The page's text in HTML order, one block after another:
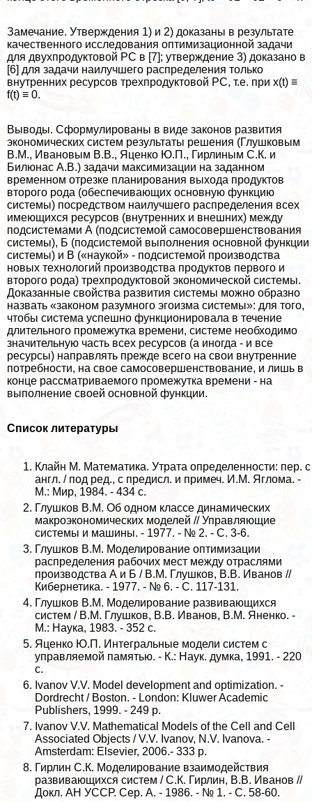
Замечание. Утверждения 1) и 2) доказаны в результате
качественного исследования оптимизационной задачи
для двухпродуктовой РС в [7]; утверждение 3) доказано в
[6] для задачи наилучшего распределения только
внутренних ресурсов трехпродуктовой РС, т.е. при x(t) ≡
f(t) ≡ 0.
Выводы. Сформулированы в виде законов развития
экономических систем результаты решения (Глушковым
В.М., Ивановым В.В., Яценко Ю.П., Гирлиным С.К. и
Билюнас А.В.) задачи максимизации на заданном
временном отрезке планирования выхода продуктов
второго рода (обеспечивающих основную функцию
системы) посредством наилучшего распределения всех
имеющихся ресурсов (внутренних и внешних) между
подсистемами А (подсистемой самосовершенствования
системы), Б (подсистемой выполнения основной функции
системы) и В («наукой» - подсистемой производства
новых технологий производства продуктов первого и
второго рода) трехпродуктовой экономической системы.
Доказанные свойства развития системы можно образно
назвать «законом разумного эгоизма системы»: для того,
чтобы система успешно функционировала в течение
длительного промежутка времени, системе необходимо
значительную часть всех ресурсов (а иногда - и все
ресурсы) направлять прежде всего на свои внутренние
потребности, на свое самосовершенствование, и лишь в
конце рассматриваемого промежутка времени - на
выполнение своей основной функции.
Список литературы
Клайн М. Математика. Утрата определенности: пер. с
англ. / под ред., с предисл. и примеч. И.М. Яглома. -
М.: Мир, 1984. - 434 с.
Глушков В.М. Об одном классе динамических
макроэкономических моделей // Управляющие
системы и машины. - 1977. - № 2. - С. 3-6.
Глушков В.М. Моделирование оптимизации
распределения рабочих мест между отраслями
производства А и Б / В.М. Глушков, В.В. Иванов //
Кибернетика. - 1977. - № 6. - С. 117-131.
Глушков В.М. Моделирование развивающихся
систем / В.М. Глушков, В.В. Иванов, В.М. Яненко. -
М.: Наука, 1983. - 352 с.
Яценко Ю.П. Интегральные модели систем с
управляемой памятью. - К.: Наук. думка, 1991. - 220
с.
Ivanov V.V. Model development and optimization. -
Dordrecht / Boston. - London: Kluwer Academic
Publishers, 1999. - 249 p.
Ivanov V.V. Mathematical Models of the Cell and Cell
Associated Objects / V.V. Ivanov, N.V. Ivanova. -
Amsterdam: Elsevier, 2006.- 333 p.
Гирлин С.К. Моделирование взаимодействия
развивающихся систем / С.К. Гирлин, В.В. Иванов //
Докл. АН УССР. Сер. А. - 1986. - № 1. - С. 58-60.